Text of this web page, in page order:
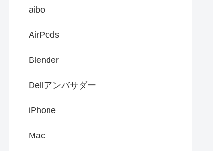
aibo
AirPods
Blender
Dellアンバサダー
iPhone
Mac